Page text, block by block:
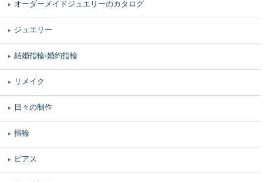
オーダーメイドジュエリーのカタログ
ジュエリー
結婚指輪/婚約指輪
リメイク
日々の制作
指輪
ピアス